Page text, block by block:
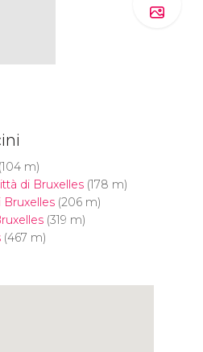
m)
di Bruxelles(178 m)
Bruxelles(206 m)
(319 m)
(467 m)